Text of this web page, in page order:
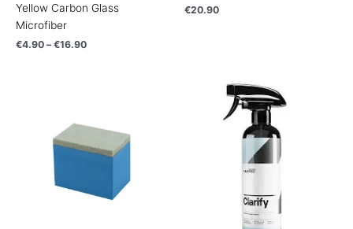
Yellow Carbon Glass
Microfiber
€4.90 – €16.90
€20.90
Price
range:
€10.90
through
€14.90